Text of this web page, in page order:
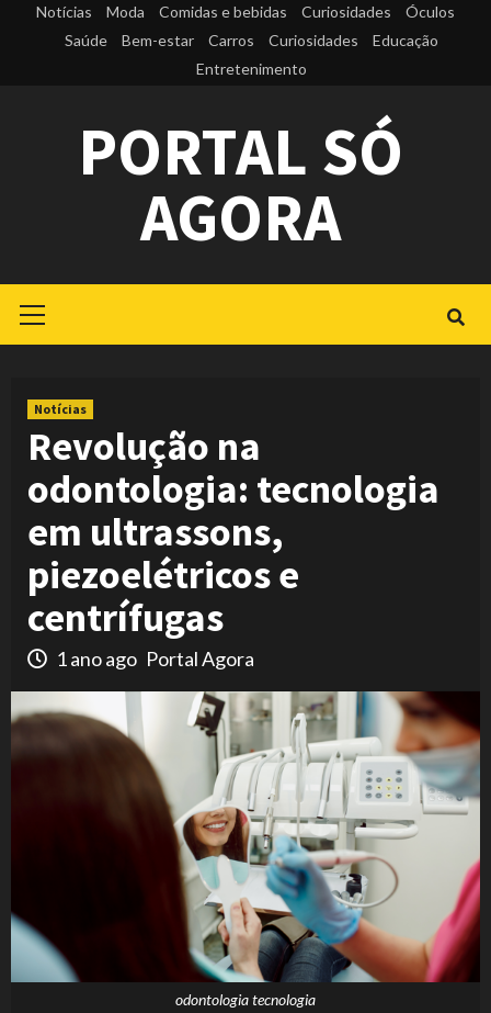
Notícias Moda Comidas e bebidas Curiosidades
Óculos
Saúde
Bem-estar Carros Curiosidades
Educação
Entretenimento
PORTAL SÓ
AGORA
Menu
Notícias
Revolução na
odontologia: tecnologia
em ultrassons,
piezoelétricos e
centrífugas
1 ano ago Portal Agora
odontologia tecnologia